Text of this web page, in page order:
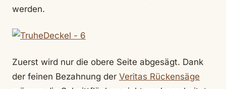
werden.
Zuerst wird nur die obere Seite abgesägt. Dank
der feinen Bezahnung der Veritas Rückensäge